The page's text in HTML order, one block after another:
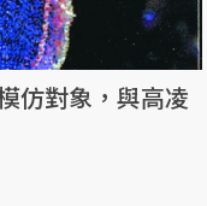
仿對象，與高凌